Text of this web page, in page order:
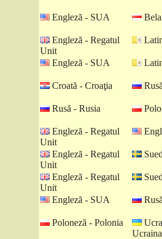
Engleză - SUA
Engleză - Regatul
Unit
Engleză - SUA
Croată - Croaţia
Rusă - Rusia
Engleză - Regatul
Unit
Engleză - Regatul
Unit
Engleză - Regatul
Unit
Engleză - SUA
Poloneză - Polonia
Ucraina